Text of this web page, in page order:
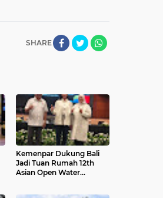
SHARE
Kemenpar Dukung Bali
Jadi Tuan Rumah 12th
Asian Open Water